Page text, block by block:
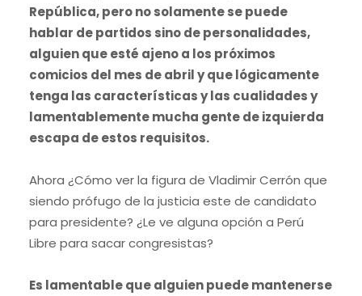
República, pero no solamente se puede
hablar de partidos sino de personalidades,
alguien que esté ajeno a los próximos
comicios del mes de abril y que lógicamente
tenga las características y las cualidades y
lamentablemente mucha gente de izquierda
escapa de estos requisitos.
Ahora ¿Cómo ver la figura de Vladimir Cerrón que
siendo prófugo de la justicia este de candidato
para presidente? ¿Le ve alguna opción a Perú
Libre para sacar congresistas?
Es lamentable que alguien puede mantenerse